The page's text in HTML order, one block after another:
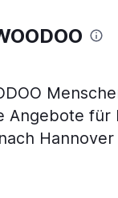
Worth nach
Nürnberg
Angebote für
Hannover